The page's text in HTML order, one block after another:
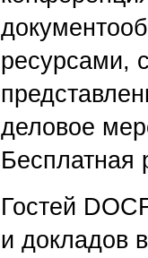
ресурсами,
деловое
Бесплатная
Гостей
и докладов